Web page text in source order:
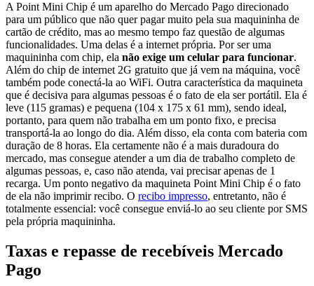
A Point Mini Chip é um aparelho do Mercado Pago direcionado
para um público que não quer pagar muito pela sua maquininha de
cartão de crédito, mas ao mesmo tempo faz questão de algumas
funcionalidades. Uma delas é a internet própria. Por ser uma
maquininha com chip, ela não exige um celular para funcionar.
Além do chip de internet 2G gratuito que já vem na máquina, você
também pode conectá-la ao WiFi. Outra característica da maquineta
que é decisiva para algumas pessoas é o fato de ela ser portátil. Ela é
leve (115 gramas) e pequena (104 x 175 x 61 mm), sendo ideal,
portanto, para quem não trabalha em um ponto fixo, e precisa
transportá-la ao longo do dia. Além disso, ela conta com bateria com
duração de 8 horas. Ela certamente não é a mais duradoura do
mercado, mas consegue atender a um dia de trabalho completo de
algumas pessoas, e, caso não atenda, vai precisar apenas de 1
recarga. Um ponto negativo da maquineta Point Mini Chip é o fato
de ela não imprimir recibo. O recibo impresso, entretanto, não é
totalmente essencial: você consegue enviá-lo ao seu cliente por SMS
pela própria maquininha.
Taxas e repasse de recebíveis Mercado
Pago